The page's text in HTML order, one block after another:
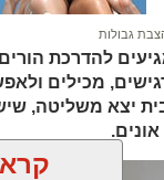
גבולות
להדרכת
מכילים
יצא משליטה,